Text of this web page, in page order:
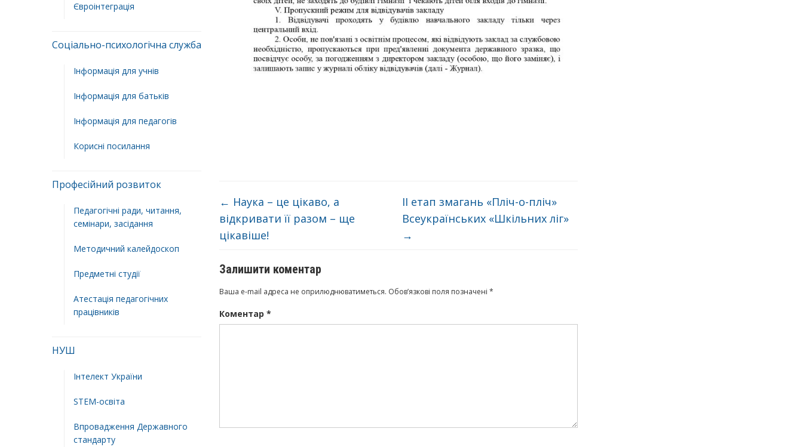
Євроінтеграція
Соціально-психологічна служба
Інформація для учнів
Інформація для батьків
Інформація для педагогів
Корисні посилання
Професійний розвиток
Педагогічні ради, читання,
семінари, засідання
Методичний калейдоскоп
Предметні студії
Атестація педагогічних
працівників
НУШ
Інтелект України
STEM-освіта
Впровадження Державного
стандарту
← Наука – це цікаво, а
відкривати її разом – ще
цікавіше!
II етап змагань «Пліч-о-пліч»
Всеукраїнських «Шкільних ліг»
→
Залишити коментар
Ваша e-mail адреса не оприлюднюватиметься. Обов’язкові поля позначені *
Коментар *